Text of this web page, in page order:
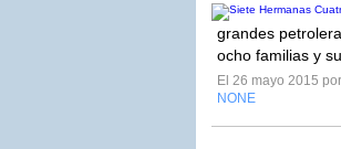
grandes
ocho familias y
El 26 mayo 2015 por
NONE